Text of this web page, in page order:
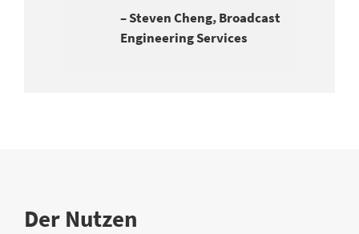
– Steven Cheng, Broadcast
Engineering Services
Der Nutzen